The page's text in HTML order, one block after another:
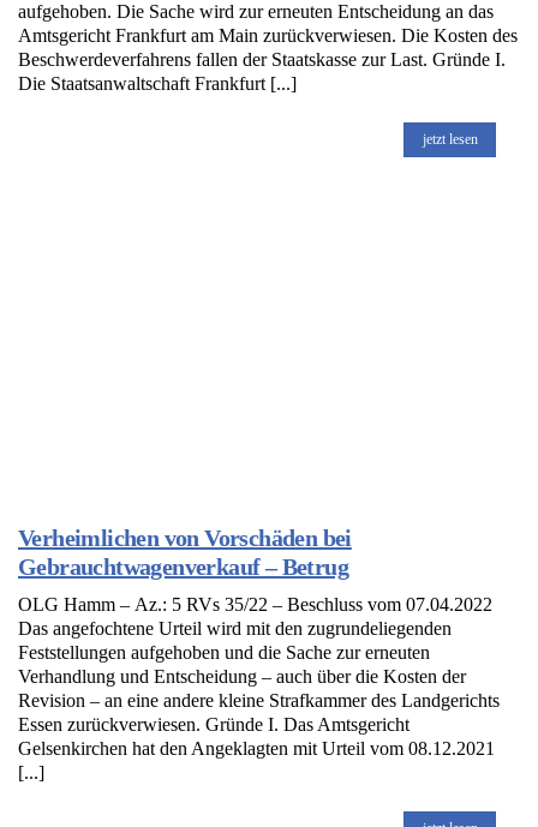
aufgehoben. Die Sache wird zur erneuten Entscheidung an das
Amtsgericht Frankfurt am Main zurückverwiesen. Die Kosten des
Beschwerdeverfahrens fallen der Staatskasse zur Last. Gründe I.
Die Staatsanwaltschaft Frankfurt [...]
jetzt lesen
Verheimlichen von Vorschäden bei
Gebrauchtwagenverkauf – Betrug
OLG Hamm – Az.: 5 RVs 35/22 – Beschluss vom 07.04.2022
Das angefochtene Urteil wird mit den zugrundeliegenden
Feststellungen aufgehoben und die Sache zur erneuten
Verhandlung und Entscheidung – auch über die Kosten der
Revision – an eine andere kleine Strafkammer des Landgerichts
Essen zurückverwiesen. Gründe I. Das Amtsgericht
Gelsenkirchen hat den Angeklagten mit Urteil vom 08.12.2021
[...]